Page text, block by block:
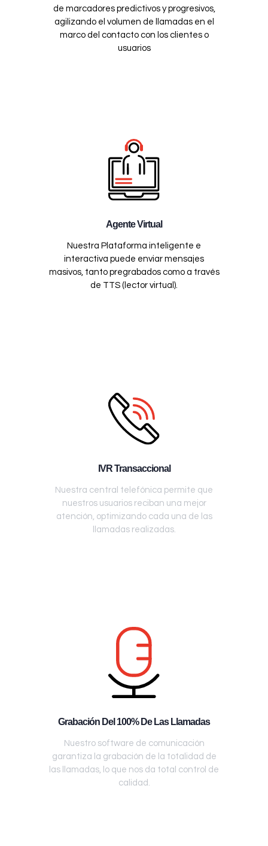
de marcadores predictivos y progresivos,
agilizando el volumen de llamadas en el
marco del contacto con los clientes o
usuarios
Agente Virtual
Nuestra Plataforma inteligente e
interactiva puede enviar mensajes
masivos, tanto pregrabados como a través
de TTS (lector virtual).
IVR Transaccional
Nuestra central telefónica permite que
nuestros usuarios reciban una mejor
atención, optimizando cada una de las
llamadas realizadas.
Grabación Del 100% De Las Llamadas
Nuestro software de comunicación
garantiza la grabación de la totalidad de
las llamadas, lo que nos da total control de
calidad.